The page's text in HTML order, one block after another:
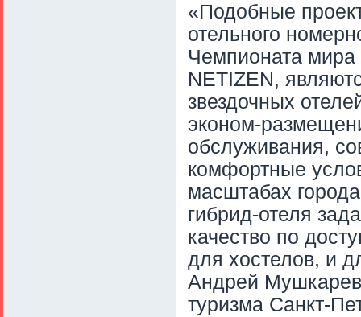
«Подобные
отельного
Чемпионата мира
NETIZEN,
звездочных
эконом-
обслуживания,
комфортные
масштабах
гибрид-отеля
качество по
для хостелов, и
Андрей
туризма Санкт-